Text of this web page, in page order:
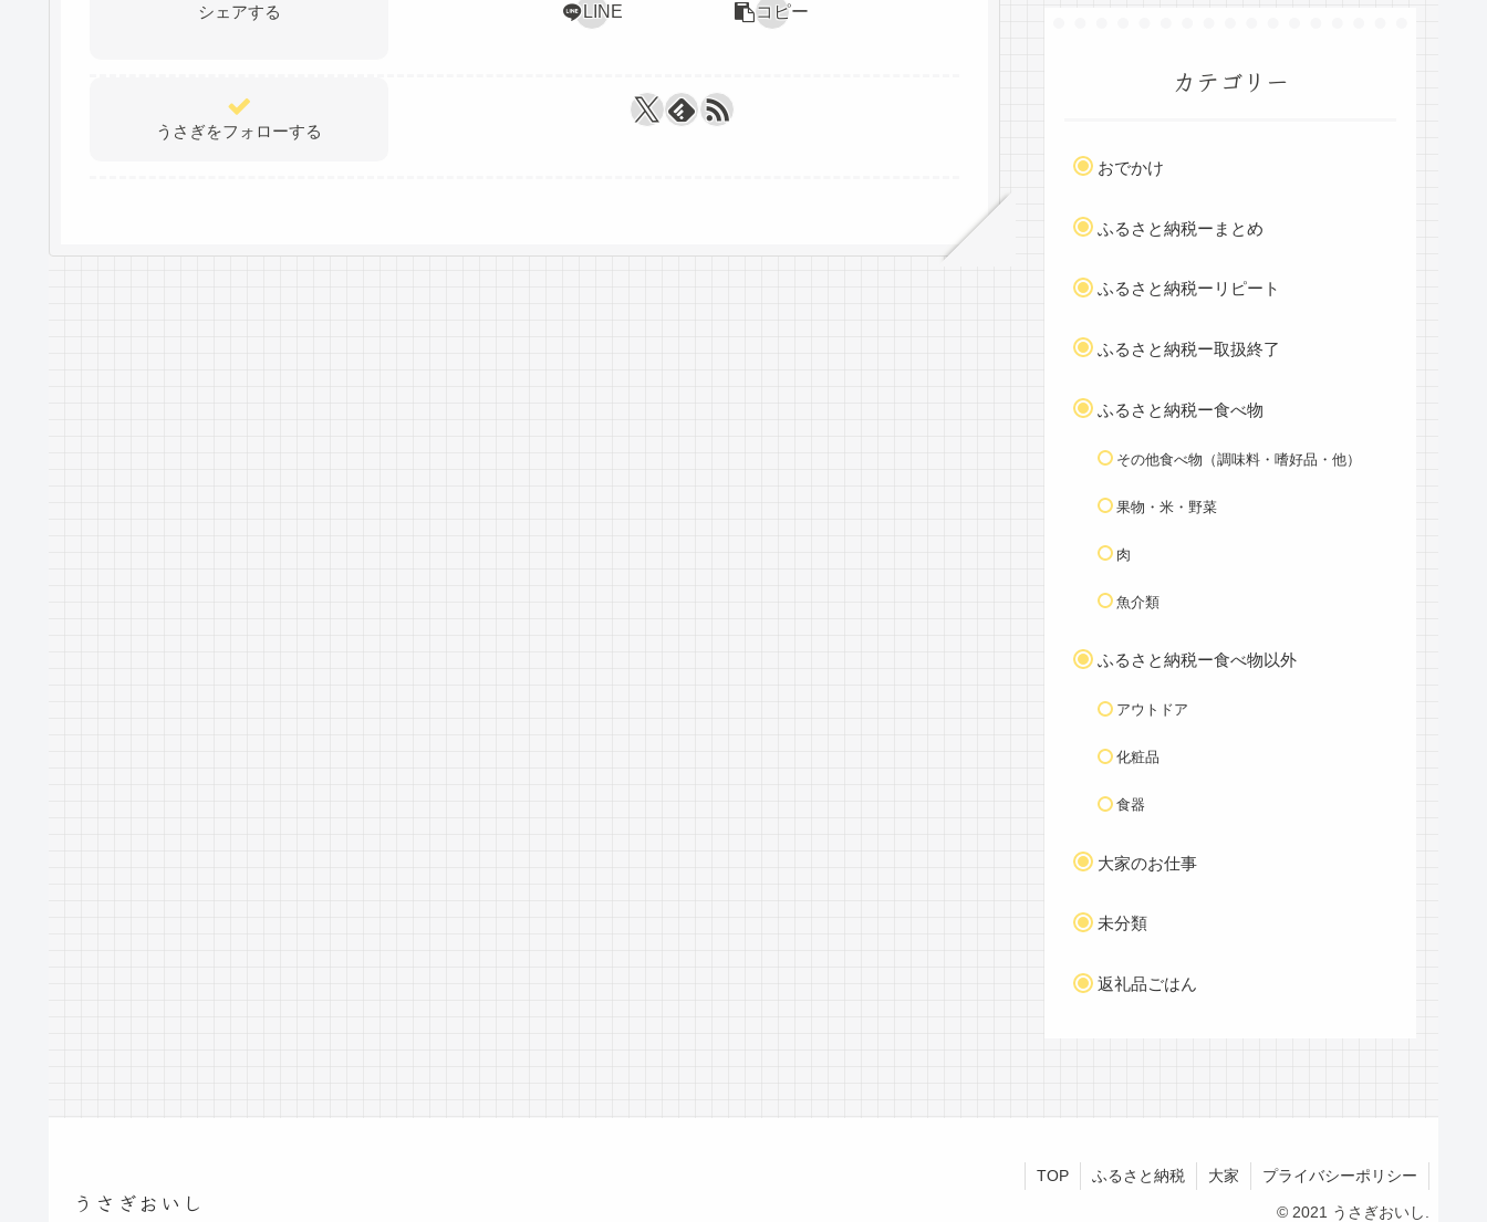
シェアする LINE コピー
うさぎをフォローする
カテゴリー
おでかけ
ふるさと納税ーまとめ
ふるさと納税ーリピート
ふるさと納税ー取扱終了
ふるさと納税ー食べ物
その他食べ物（調味料・嗜好品・他）
果物・米・野菜
肉
魚介類
ふるさと納税ー食べ物以外
アウトドア
化粧品
食器
大家のお仕事
未分類
返礼品ごはん
うさぎおいし
TOP ふるさと納税 大家 プライバシーポリシー
© 2021 うさぎおいし.